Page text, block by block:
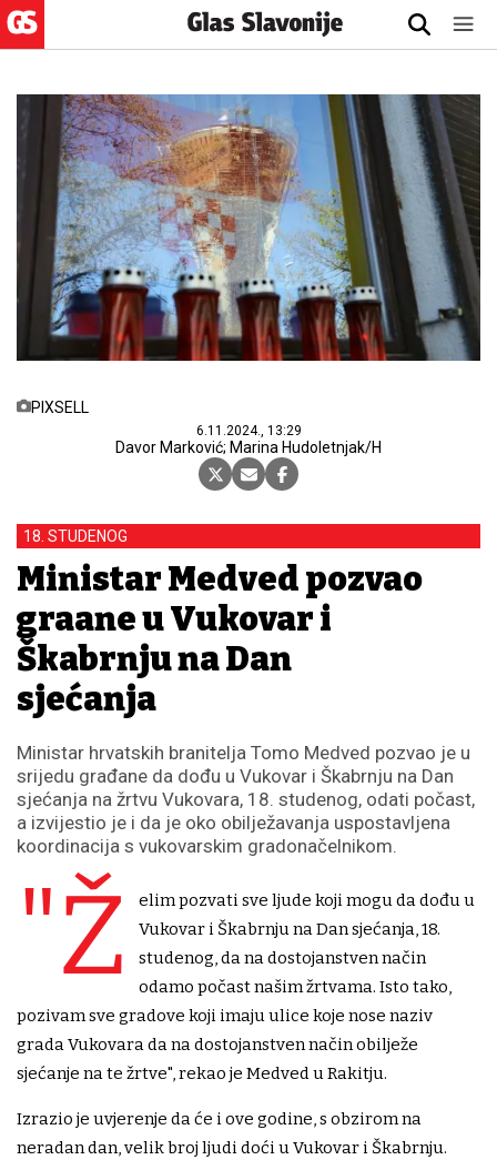
PIXSELL
6.11.2024., 13:29
Davor Marković; Marina Hudoletnjak/H
18. STUDENOG
Ministar Medved pozvao
građane u Vukovar i
Škabrnju na Dan
sjećanja
Ministar hrvatskih branitelja Tomo Medved pozvao je u
srijedu građane da dođu u Vukovar i Škabrnju na Dan
sjećanja na žrtvu Vukovara, 18. studenog, odati počast,
a izvijestio je i da je oko obilježavanja uspostavljena
koordinacija s vukovarskim gradonačelnikom.
"Ž
elim pozvati sve ljude koji mogu da dođu u
Vukovar i Škabrnju na Dan sjećanja, 18.
studenog, da na dostojanstven način
odamo počast našim žrtvama. Isto tako,
pozivam sve gradove koji imaju ulice koje nose naziv
grada Vukovara da na dostojanstven način obilježe
sjećanje na te žrtve", rekao je Medved u Rakitju.
Izrazio je uvjerenje da će i ove godine, s obzirom na
neradan dan, velik broj ljudi doći u Vukovar i Škabrnju.